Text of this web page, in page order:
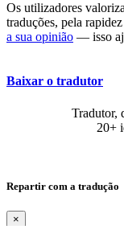
Os utilizadores
traduções, pela
a sua opinião — isso
Baixar o tradutor
Tradutor,
20+
Repartir com a tradução
×